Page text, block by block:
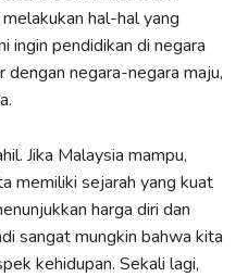
hal-hal yang
ingin pendidikan di negara
negara-negara maju,
Jika Malaysia mampu,
memiliki sejarah yang kuat
harga diri dan
sangat mungkin bahwa kita
kehidupan. Sekali lagi,